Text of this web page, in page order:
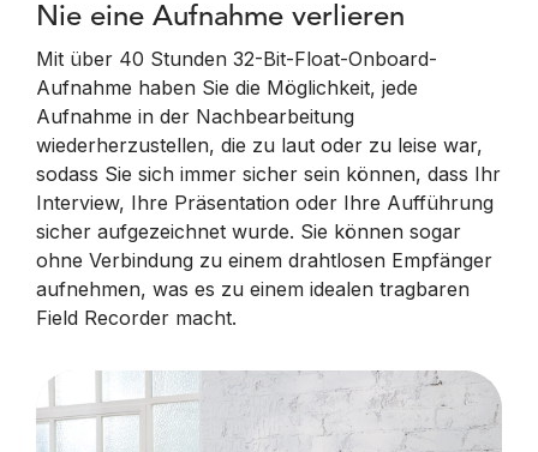
Nie eine Aufnahme verlieren
Mit über 40 Stunden 32-Bit-Float-Onboard-
Aufnahme haben Sie die Möglichkeit, jede
Aufnahme in der Nachbearbeitung
wiederherzustellen, die zu laut oder zu leise war,
sodass Sie sich immer sicher sein können, dass Ihr
Interview, Ihre Präsentation oder Ihre Aufführung
sicher aufgezeichnet wurde. Sie können sogar
ohne Verbindung zu einem drahtlosen Empfänger
aufnehmen, was es zu einem idealen tragbaren
Field Recorder macht.